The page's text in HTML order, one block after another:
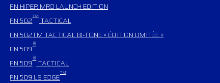
FN HIPER MRD LAUNCH EDITION
FN 502TM TACTICAL
FN 502TM TACTICAL BI-TONE « ÉDITION LIMITÉE »
FN 509®
FN 509® TACTICAL
FN 509 LS EDGETM